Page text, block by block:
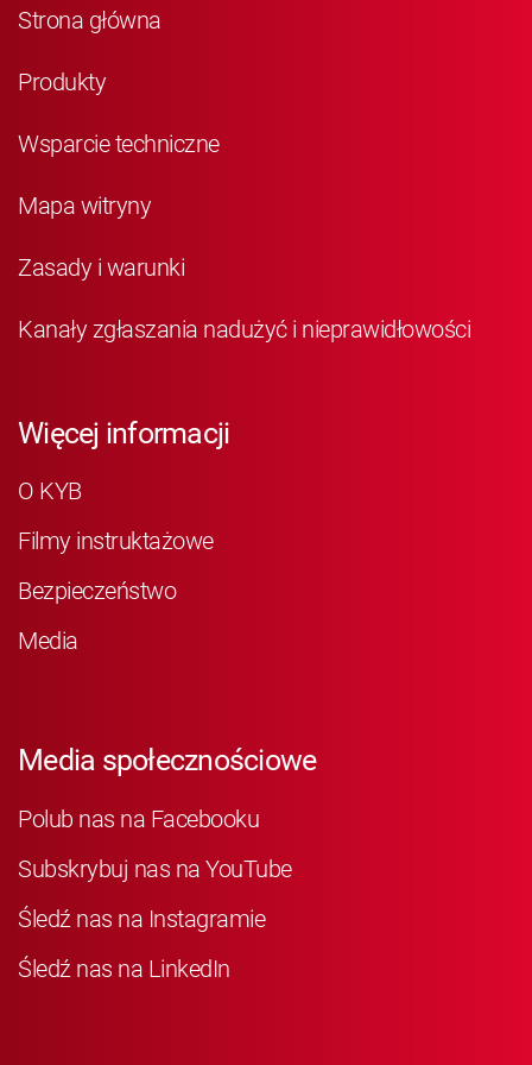
Strona główna
Produkty
Wsparcie techniczne
Mapa witryny
Zasady i warunki
Kanały zgłaszania nadużyć i nieprawidłowości
Więcej informacji
O KYB
Filmy instruktażowe
Bezpieczeństwo
Media
Media społecznościowe
Polub nas na Facebooku
Subskrybuj nas na YouTube
Śledź nas na Instagramie
Śledź nas na LinkedIn